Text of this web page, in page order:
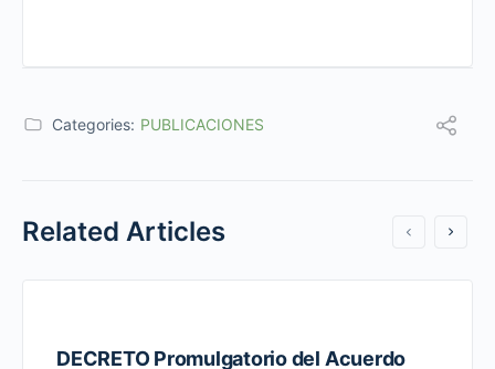
Categories: PUBLICACIONES
Related Articles
DECRETO Promulgatorio del Acuerdo